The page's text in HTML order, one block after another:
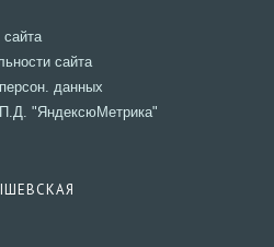
сайтаОткроется
в
вкладке
сайтаОткроется
в
вкладке
данных
в
П.Д. "ЯндексюМетрика"